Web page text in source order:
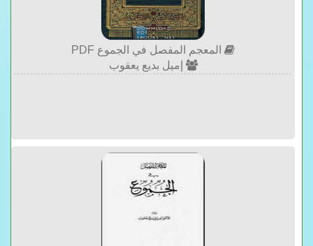
المعجم المفصل في الجموع PDF
إميل بديع يعقوب